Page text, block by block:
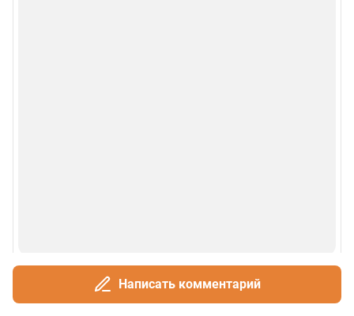
Написать комментарий